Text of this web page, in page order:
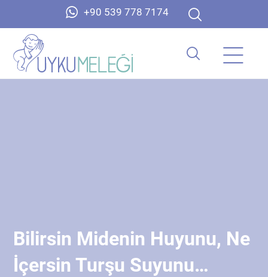
+90 539 778 7174
Bilirsin Midenin Huyunu, Ne
İçersin Turşu Suyunu…